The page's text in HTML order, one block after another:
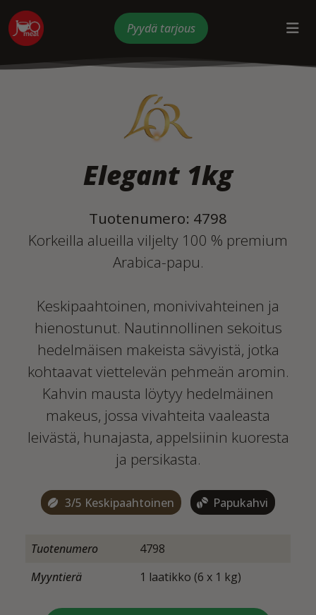
Pyydä tarjous
Elegant 1kg
Tuotenumero: 4798
Korkeilla alueilla viljelty 100 % premium
Arabica-papu.
Keskipaahtoinen, monivivahteinen ja
hienostunut. Nautinnollinen sekoitus
hedelmäisen makeista sävyistä, jotka
kohtaavat viettelevän pehmeän aromin.
Kahvin mausta löytyy hedelmäinen
makeus, jossa vivahteita vaaleasta
leivästä, hunajasta, appelsiinin kuoresta
ja persikasta.
3/5 Keskipaahtoinen Papukahvi
Tuotenumero
4798
Myyntierä
1 laatikko (6 x 1 kg)